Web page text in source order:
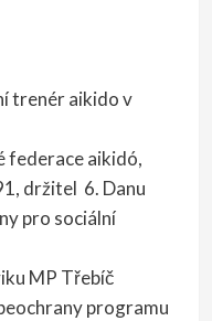
trenér aikido v
federace aikidó,
držitel 6. Danu
pro sociální
MP Třebíč
programu